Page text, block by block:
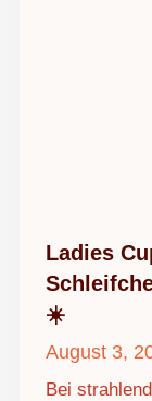
Ladies
☀️
August 3,
Bei